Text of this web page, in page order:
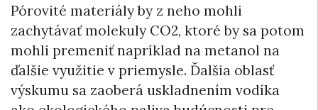
Pórovité materiály by z neho mohli
zachytávať molekuly CO2, ktoré by sa potom
mohli premeniť napríklad na metanol na
ďalšie využitie v priemysle. Ďalšia oblasť
výskumu sa zaoberá uskladnením vodíka